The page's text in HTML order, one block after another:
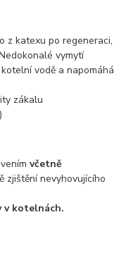
z katexu po regeneraci,
vymytí
vodě a napomáhá
zákalu
včetně
zjištění nevyhovujícího
v kotelnách.